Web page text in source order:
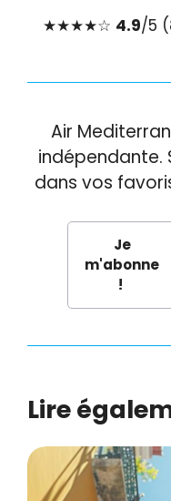
★★★★☆ 4.9/5
Air
indépendante.
dans vos
Je
m'abonne
!
Lire